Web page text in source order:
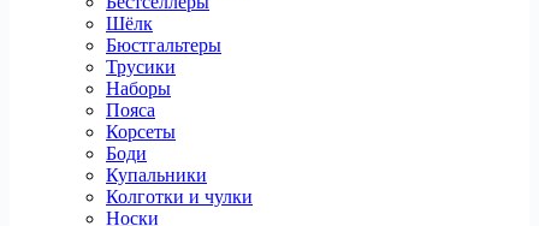
Шёлк
Бюстгальтеры
Трусики
Наборы
Пояса
Корсеты
Боди
Купальники
Колготки и чулки
Носки